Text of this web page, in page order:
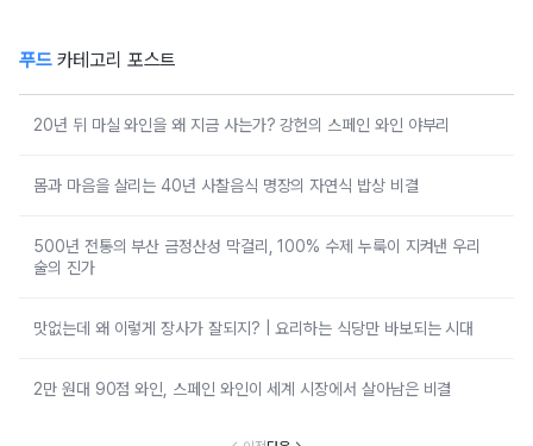
푸드카테고리 포스트
20년 뒤 마실 와인을 왜 지금 사는가? 강헌의 스페인 와인 야부리
몸과 마음을 살리는 40년 사찰음식 명장의 자연식 밥상 비결
500년 전통의 부산 금정산성 막걸리, 100% 수제 누룩이 지켜낸 우리
술의 진가
맛없는데 왜 이렇게 장사가 잘되지? | 요리하는 식당만 바보되는 시대
2만 원대 90점 와인, 스페인 와인이 세계 시장에서 살아남은 비결